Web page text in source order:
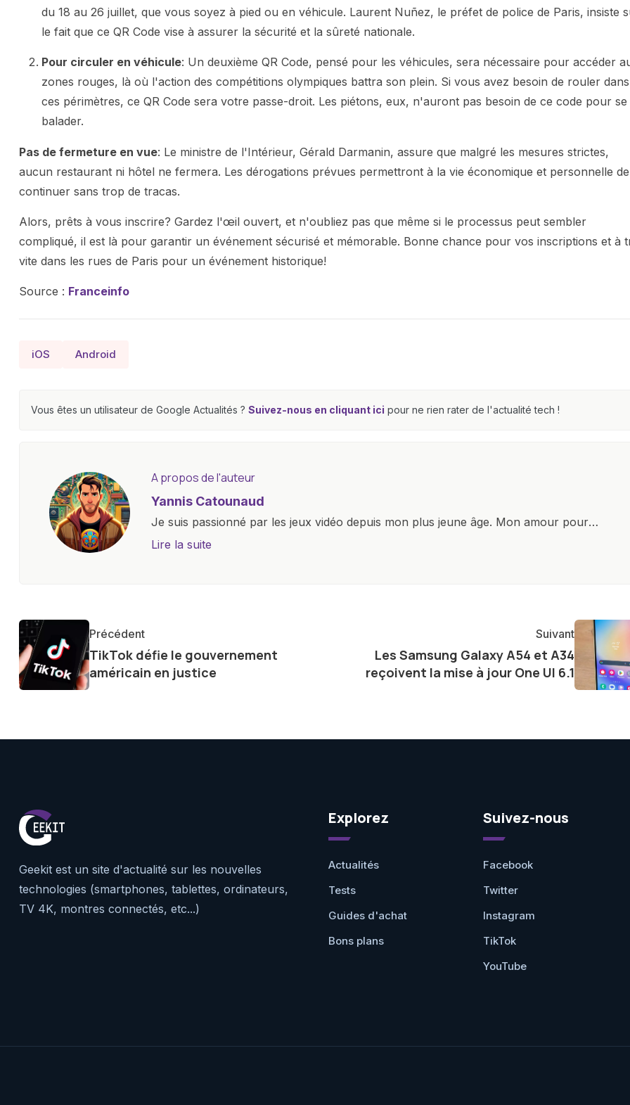
du 18 au 26 juillet, que vous soyez à pied ou en véhicule. Laurent Nuñez, le préfet de police de Paris, insiste
le fait que ce QR Code vise à assurer la sécurité et la sûreté nationale.
Pour circuler en véhicule: Un deuxième QR Code, pensé pour les véhicules, sera nécessaire pour accéder
zones rouges, là où l'action des compétitions olympiques battra son plein. Si vous avez besoin de rouler dans
ces périmètres, ce QR Code sera votre passe-droit. Les piétons, eux, n'auront pas besoin de ce code pour se
balader.
Pas de fermeture en vue: Le ministre de l'Intérieur, Gérald Darmanin, assure que malgré les mesures strictes,
aucun restaurant ni hôtel ne fermera. Les dérogations prévues permettront à la vie économique et personnelle de
continuer sans trop de tracas.
Alors, prêts à vous inscrire? Gardez l'œil ouvert, et n'oubliez pas que même si le processus peut sembler
compliqué, il est là pour garantir un événement sécurisé et mémorable. Bonne chance pour vos inscriptions et à
vite dans les rues de Paris pour un événement historique!
Source : Franceinfo
iOS Android
Vous êtes un utilisateur de Google Actualités ? Suivez-nous en cliquant ici pour ne rien rater de l'actualité tech !
A propos de l'auteur
Yannis Catounaud
Je suis passionné par les jeux vidéo depuis mon plus jeune âge. Mon amour pour
l'univers numérique m'a conduit à explorer constamment les dernières avancées dans
communauté en ligne. Mon engagement envers l'exploration constante des frontières
de la technologie me permet de présenter aux lecteurs un aperçu captivant de ce que
le futur numérique nous réserve.
Lire la suite
Précédent
TikTok défie le gouvernement
américain en justice
Suivant
Les Samsung Galaxy A54 et A34
reçoivent la mise à jour One UI 6.1
Geekit est un site d'actualité sur les nouvelles
technologies (smartphones, tablettes, ordinateurs,
TV 4K, montres connectés, etc...)
Explorez
Actualités
Tests
Guides d'achat
Bons plans
Suivez-nous
Facebook
Twitter
Instagram
TikTok
YouTube